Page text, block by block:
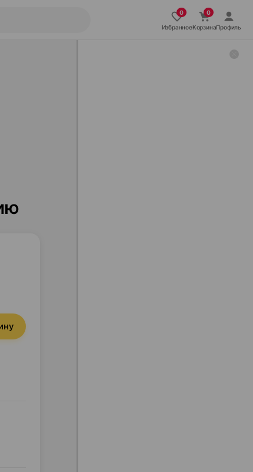
ИзбранноеКорзинаПрофиль